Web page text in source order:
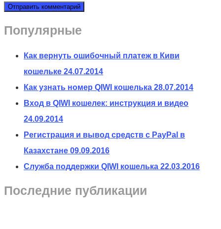
Популярные
Как вернуть ошибочный платеж в Киви
кошельке 24.07.2014
Как узнать номер QIWI кошелька 28.07.2014
Вход в QIWI кошелек: инструкция и видео
24.09.2014
Регистрация и вывод средств с PayPal в
Казахстане 09.09.2016
Служба поддержки QIWI кошелька 22.03.2016
Последние публикации